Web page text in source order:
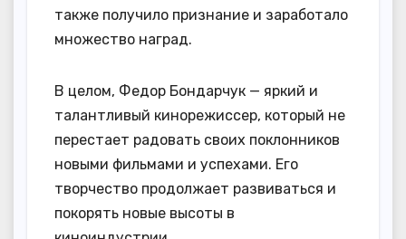
также получило признание и заработало
множество наград.
В целом, Федор Бондарчук — яркий и
талантливый кинорежиссер, который не
перестает радовать своих поклонников
новыми фильмами и успехами. Его
творчество продолжает развиваться и
покорять новые высоты в